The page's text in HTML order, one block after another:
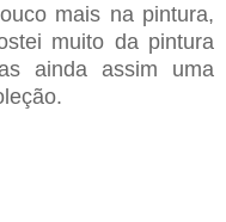
mais na pintura,
muito da pintura
ainda assim uma